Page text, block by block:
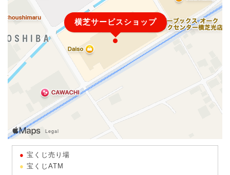
横芝サービスショップ
宝くじ売り場
宝くじATM